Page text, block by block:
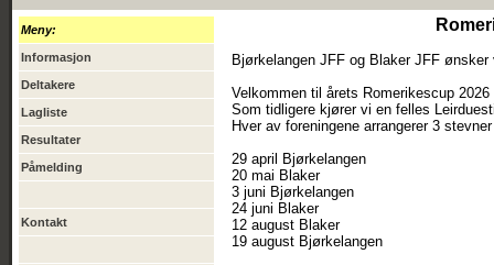
Meny:
Informasjon
Deltakere
Lagliste
Resultater
Påmelding
Kontakt
Bjørkelangen JFF og Blaker JFF
Velkommen til årets Romerikescup 2026
Som tidligere kjører vi en felles
Hver av foreningene arrangerer 3
29 april Bjørkelangen
20 mai Blaker
3 juni Bjørkelangen
24 juni Blaker
12 august Blaker
19 august Bjørkelangen